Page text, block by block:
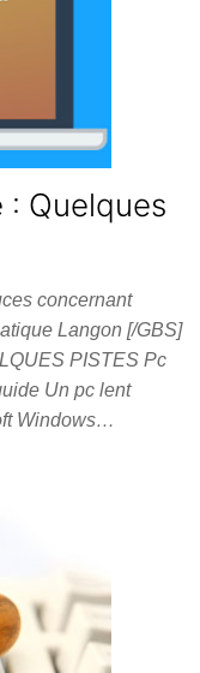
: Quelques
concernant
Langon [/GBS]
PISTES Pc
Un pc lent
Windows…